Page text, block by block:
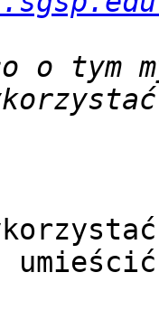
o tym